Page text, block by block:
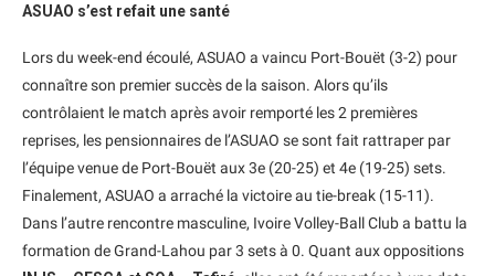
ASUAO s’est refait une santé
Lors du week-end écoulé, ASUAO a vaincu Port-Bouët (3-2) pour
connaître son premier succès de la saison. Alors qu’ils
contrôlaient le match après avoir remporté les 2 premières
reprises, les pensionnaires de l’ASUAO se sont fait rattraper par
l’équipe venue de Port-Bouët aux 3e (20-25) et 4e (19-25) sets.
Finalement, ASUAO a arraché la victoire au tie-break (15-11).
Dans l’autre rencontre masculine, Ivoire Volley-Ball Club a battu la
formation de Grand-Lahou par 3 sets à 0. Quant aux oppositions